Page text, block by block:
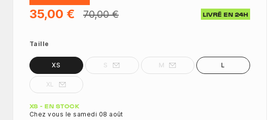
35,00 € 70,00 € LIVRÉ EN 24H
Taille
XS S M L
XL
Quantité
XS - EN STOCK
Chez vous le samedi 08 août